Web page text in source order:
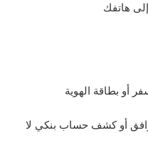
هاتفك
أو بطاقة الهوية
أو كشف حساب بنكي لا